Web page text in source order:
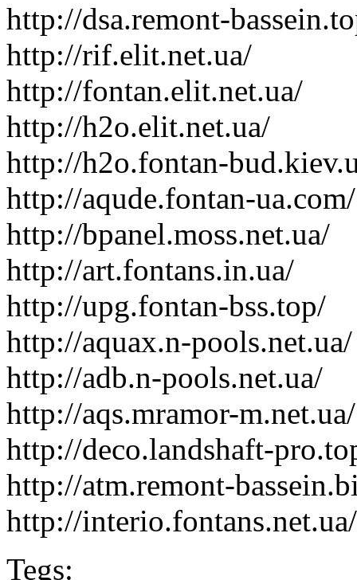
http://dsa.remont-
http://rif.elit.net.ua/
http://fontan.elit.net.ua/
http://h2o.elit.net.ua/
http://h2o.fontan-
http://aqude.fontan-ua.com/
http://bpanel.moss.net.ua/
http://art.fontans.in.ua/
http://upg.fontan-bss.top/
http://aquax.n-pools.net.ua/
http://adb.n-pools.net.ua/
http://aqs.mramor-m.net.ua/
http://deco.landshaft-
http://atm.remont-
http://interio.fontans.net.ua/
Tegs: